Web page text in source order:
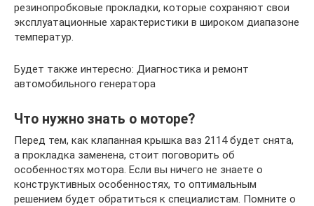
резинопробковые прокладки, которые сохраняют свои
эксплуатационные характеристики в широком диапазоне
температур.
Будет также интересно: Диагностика и ремонт
автомобильного генератора
Что нужно знать о моторе?
Перед тем, как клапанная крышка ваз 2114 будет снята,
а прокладка заменена, стоит поговорить об
особенностях мотора. Если вы ничего не знаете о
конструктивных особенностях, то оптимальным
решением будет обратиться к специалистам. Помните о